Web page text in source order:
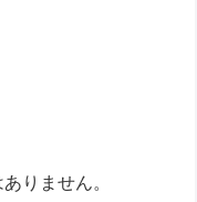
りません。